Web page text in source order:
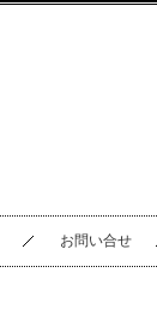
お問い合せ